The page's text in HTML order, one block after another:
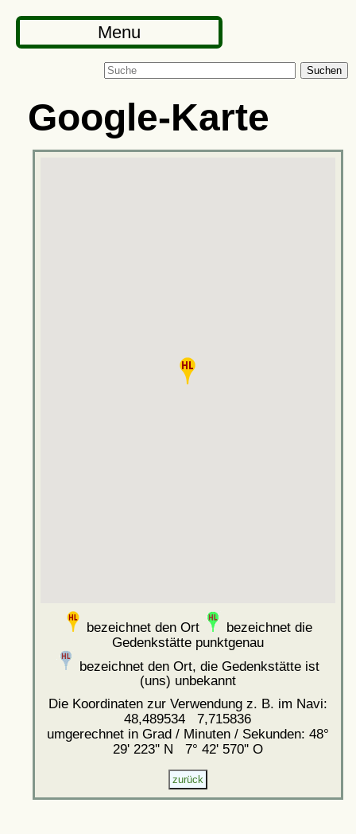
Menu
Suchen
Google-Karte
bezeichnet den Ort
bezeichnet die
Gedenkstätte punktgenau
bezeichnet den Ort, die Gedenkstätte ist
(uns) unbekannt
Die Koordinaten zur Verwendung z. B. im Navi:
48,489534 7,715836
umgerechnet in Grad / Minuten / Sekunden: 48°
29' 223'' N 7° 42' 570'' O